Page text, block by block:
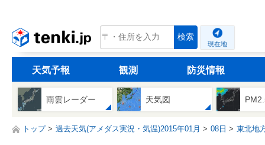
tenki.jp 検索
現在地
天気予報 観測 防災情報
雨雲レーダー 天気図
トップ 過去天気(アメダス実況・気温)2015年01月 08日 東北地